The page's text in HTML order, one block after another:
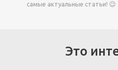
самые актуальные статьи! 😉
Это